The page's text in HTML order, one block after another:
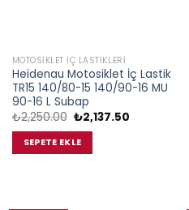
MOTOSIKLET İÇ LASTIKLERI
Heidenau Motosiklet İç Lastik
TR15 140/80-15 140/90-16 MU
90-16 L Subap
₺2,250.00 Orijinal
fiyat:
₺2,250.00.
₺2,137.50Şu
SEPETE EKLE